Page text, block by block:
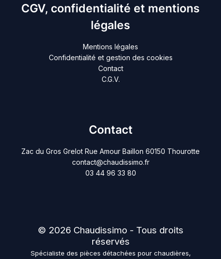
CGV, confidentialité et mentions
légales
Mentions légales
Confidentialité et gestion des cookies
Contact
C.G.V.
Contact
Zac du Gros Grelot Rue Amour Baillon 60150 Thourotte
contact@chaudissimo.fr
03 44 96 33 80
© 2026 Chaudissimo - Tous droits
réservés
Spécialiste des pièces détachées pour chaudières,